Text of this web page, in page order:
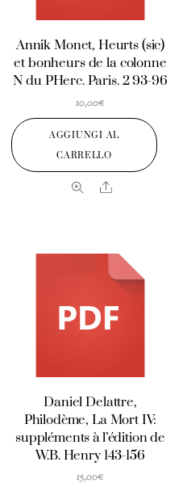
Annik Monet, Heurts (sic)
et bonheurs de la colonne
N du PHerc. Paris. 2 93-96
10,00€
AGGIUNGI AL
CARRELLO
Share
Daniel Delattre,
Philodème, La Mort IV:
suppléments à l’édition de
W.B. Henry 143-156
15,00€